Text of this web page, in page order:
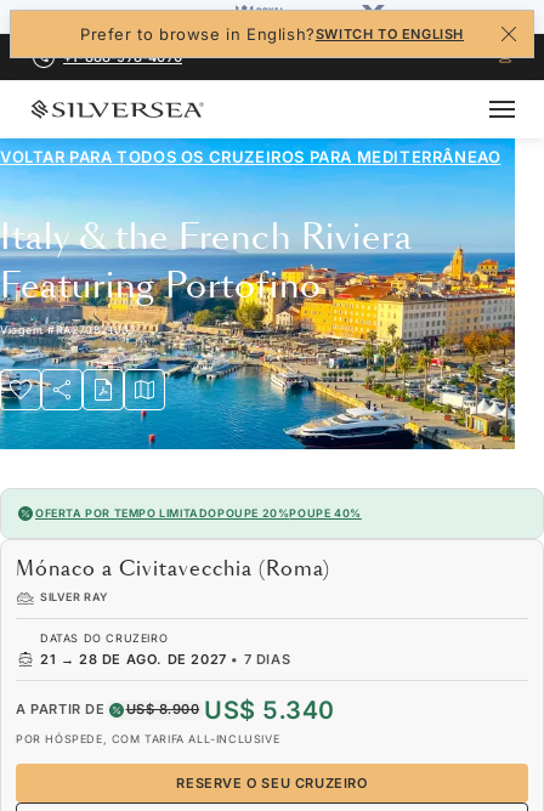
Prefer to browse in English?SWITCH TO ENGLISH
+1-888-978-4070
VOLTAR PARA TODOS OS CRUZEIROS PARA MEDITERRÂNEAO
Italy & the French Riviera
Featuring Portofino
Viagem#RA270821007
OFERTA POR TEMPO LIMITADOPOUPE 20%POUPE 40%
Mónaco a Civitavecchia (Roma)
SILVER RAY
DATAS DO CRUZEIRO
21 → 28 DE AGO. DE 2027 • 7 DIAS
A PARTIR DE US$ 8.900 US$ 5.340
POR HÓSPEDE, COM TARIFA ALL-INCLUSIVE
RESERVE O SEU CRUZEIRO